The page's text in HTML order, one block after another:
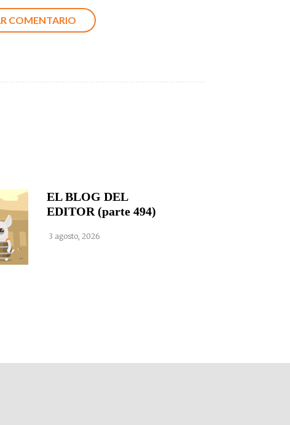
EL BLOG DEL
EDITOR (parte 494)
3 agosto, 2026